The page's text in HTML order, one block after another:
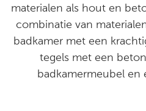
materialen als hout en
combinatie van
badkamer met een
tegels met een
badkamermeubel en